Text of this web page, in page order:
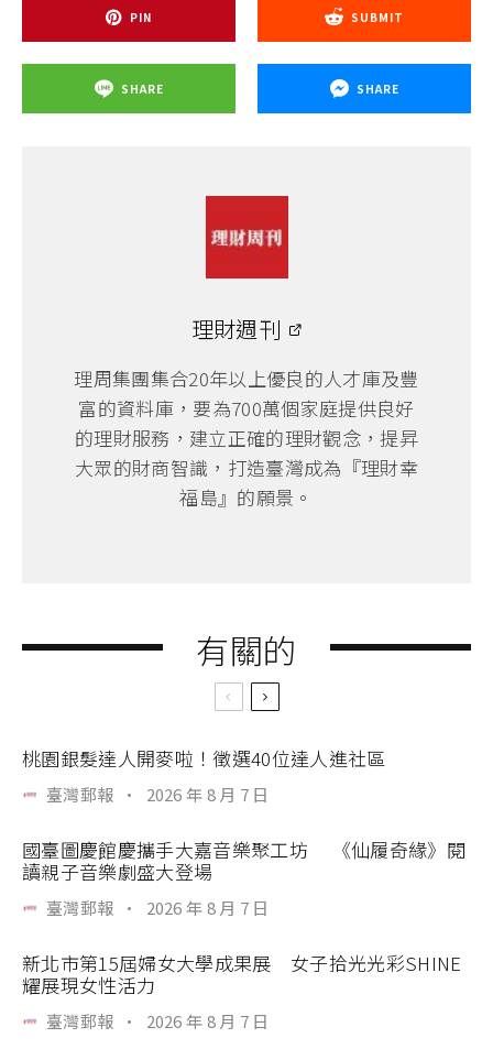
PIN SUBMIT
SHARE SHARE
理財週刊
理周集團集合20年以上優良的人才庫及豐
富的資料庫，要為700萬個家庭提供良好
的理財服務，建立正確的理財觀念，提昇
大眾的財商智識，打造臺灣成為『理財幸
福島』的願景。
有關的
桃園銀髮達人開麥啦！徵選40位達人進社區
臺灣郵報 · 2026 年 8 月 7 日
國臺圖慶館慶攜手大嘉音樂聚工坊 《仙履奇緣》閱
讀親子音樂劇盛大登場
臺灣郵報 · 2026 年 8 月 7 日
新北市第15屆婦女大學成果展 女子拾光光彩SHINE
耀展現女性活力
臺灣郵報 · 2026 年 8 月 7 日